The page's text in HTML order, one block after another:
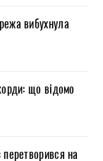
вибухнула
що відомо
на